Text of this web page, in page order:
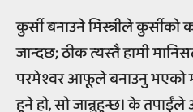
कुर्सी बनाउने मिस्त्रीले कुर्सीको
जान्दछ; ठीक त्यस्तै हामी
परमेश्वर आफूले बनाउनु भएको
हुने हो, सो जान्नुहुन्छ। के तपाईंले